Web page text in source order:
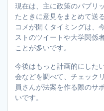
現在は、主に政策のパブリ
たときに意見をまとめて送
コメが開くタイミングは、
ストのツイートや大学関係
ことが多いです。
今後はもっと計画的にした
会などを調べて、チェック
員さんが法案を作る際のサ
いです。